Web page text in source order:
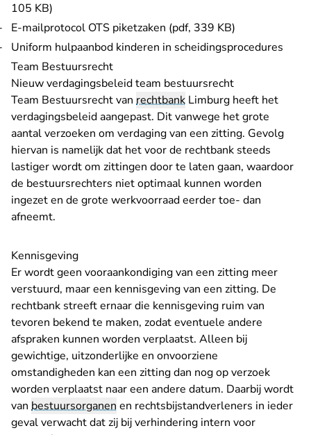
105 KB)
E-mailprotocol OTS piketzaken (pdf, 339 KB)
Uniform hulpaanbod kinderen in scheidingsprocedures
Team Bestuursrecht
Nieuw verdagingsbeleid team bestuursrecht
Team Bestuursrecht van rechtbank Limburg heeft het
verdagingsbeleid aangepast. Dit vanwege het grote
aantal verzoeken om verdaging van een zitting. Gevolg
hiervan is namelijk dat het voor de rechtbank steeds
lastiger wordt om zittingen door te laten gaan, waardoor
de bestuursrechters niet optimaal kunnen worden
ingezet en de grote werkvoorraad eerder toe- dan
afneemt.
Kennisgeving
Er wordt geen vooraankondiging van een zitting meer
verstuurd, maar een kennisgeving van een zitting. De
rechtbank streeft ernaar die kennisgeving ruim van
tevoren bekend te maken, zodat eventuele andere
afspraken kunnen worden verplaatst. Alleen bij
gewichtige, uitzonderlijke en onvoorziene
omstandigheden kan een zitting dan nog op verzoek
worden verplaatst naar een andere datum. Daarbij wordt
van bestuursorganen en rechtsbijstandverleners in ieder
geval verwacht dat zij bij verhindering intern voor